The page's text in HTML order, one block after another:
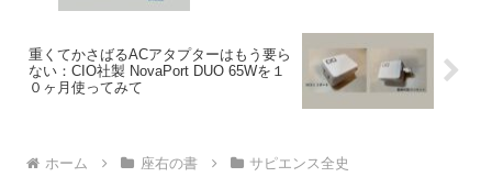
重くてかさばるACアタプターはもう要ら
ない：CIO社製 NovaPort DUO 65Wを１
０ヶ月使ってみて
ホーム 座右の書 サピエンス全史